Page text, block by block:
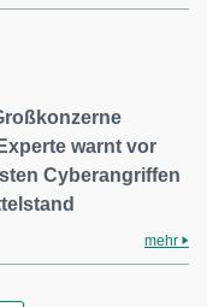
warnt vor
Cyberangriffen
mehr